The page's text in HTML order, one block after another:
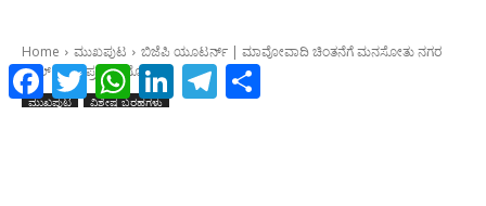
Facebook
TwitterWhatsAppLinkedInTelegram